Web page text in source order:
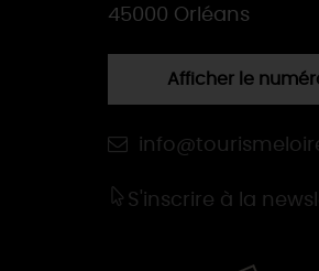
45000 Orléans
Afficher le
S'inscrire à la